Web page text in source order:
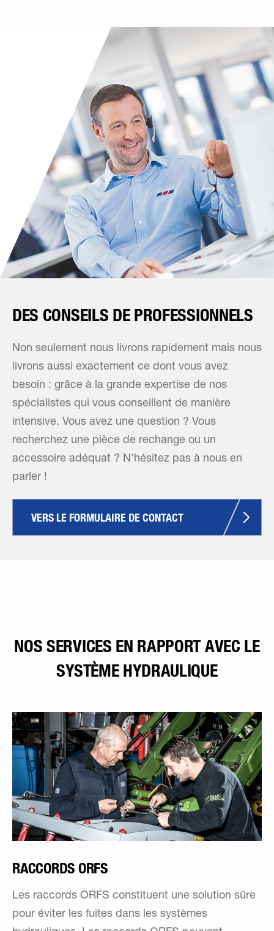
DES CONSEILS DE PROFESSIONNELS
Non seulement nous livrons rapidement mais nous
livrons aussi exactement ce dont vous avez
besoin : grâce à la grande expertise de nos
spécialistes qui vous conseillent de manière
intensive. Vous avez une question ? Vous
recherchez une pièce de rechange ou un
accessoire adéquat ? N'hésitez pas à nous en
parler !
VERS LE FORMULAIRE DE CONTACT
NOS SERVICES EN RAPPORT AVEC LE
SYSTÈME HYDRAULIQUE
RACCORDS ORFS
Les raccords ORFS constituent une solution sûre
pour éviter les fuites dans les systèmes